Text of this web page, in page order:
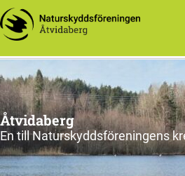
Åtvidaberg
En till Naturskyddsföreningens